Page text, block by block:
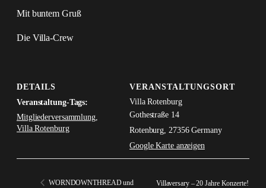
Mit buntem Gruß
Die Villa-Crew
DETAILS
Veranstaltung-Tags:
Mitgliederversammlung,
Villa Rotenburg
VERANSTALTUNGSORT
Villa Rotenburg
Gothestraße 14
Rotenburg, 27356 Germany
Google Karte anzeigen
WORNDOWNTHREAD und
Villaversary – 20 Jahre Konzerte!